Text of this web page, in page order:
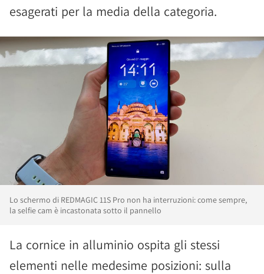
esagerati per la media della categoria.
Lo schermo di REDMAGIC 11S Pro non ha interruzioni: come sempre,
la selfie cam è incastonata sotto il pannello
La cornice in alluminio ospita gli stessi
elementi nelle medesime posizioni: sulla